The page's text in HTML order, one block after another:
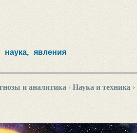
наука, явления
и аналитика › Наука и техника ›